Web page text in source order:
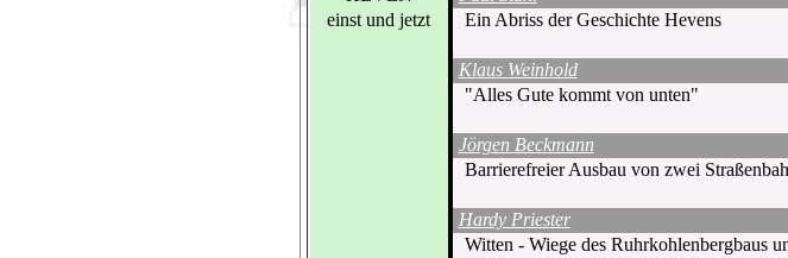
einst und jetzt
Ein Abriss der Geschichte Hevens
Klaus Weinhold
"Alles Gute kommt von unten"
Jörgen Beckmann
Barrierefreier Ausbau von zwei
Hardy Priester
Witten - Wiege des Ruhrkohlenbergbaus